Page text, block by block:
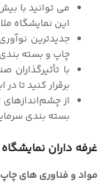
این نمایشگاه
جدیدترین
چاپ و بسته
با
برقرار کنید تا
از
بسته بندی
غرفه داران
مواد و فناوری های چاپ